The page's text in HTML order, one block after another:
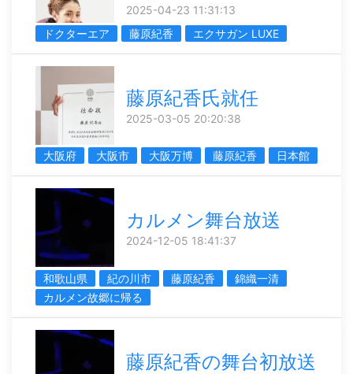
2025-04-23 11:31:13
ドクターエア
藤原紀香 エクサガン LUXE
藤原紀香氏就任
2025-03-05 20:20:38
大阪府 大阪市 大阪万博 藤原紀香 日本館
カルメン舞台放送
2024-12-05 18:41:37
和歌山県 紀の川市 藤原紀香
錦織一清
カルメン故郷に帰る
藤原紀香の舞台初放送